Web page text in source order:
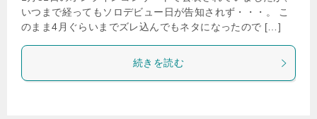
いつまで経ってもソロデビュー日が告知されず・・・。 こ
のまま4月ぐらいまでズレ込んでもネタになったので […]
続きを読む